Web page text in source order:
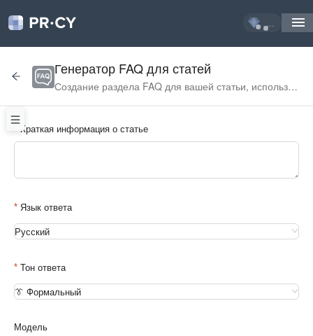
...
Генератор FAQ для статей
Создание раздела FAQ для вашей статьи, используя
Краткая информация о статье
Язык ответа
Русский
Тон ответа
👔 Формальный
Модель